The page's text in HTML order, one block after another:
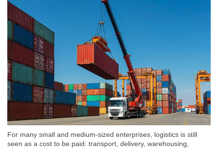
For many small and medium-sized enterprises, logistics is still
seen as a cost to be paid: transport, delivery, warehousing,